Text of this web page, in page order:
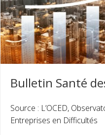
Bulletin Santé
Source : L’OCED,
Entreprises en Difficultés